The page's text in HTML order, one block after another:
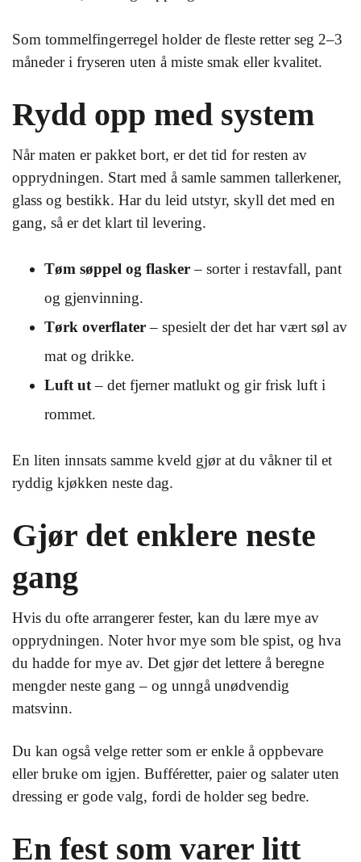
Som tommelfingerregel holder de fleste retter seg 2–3
måneder i fryseren uten å miste smak eller kvalitet.
Rydd opp med system
Når maten er pakket bort, er det tid for resten av
opprydningen. Start med å samle sammen tallerkener,
glass og bestikk. Har du leid utstyr, skyll det med en
gang, så er det klart til levering.
Tøm søppel og flasker– sorter i restavfall, pant
og gjenvinning.
Tørk overflater– spesielt der det har vært søl av
mat og drikke.
Luft ut– det fjerner matlukt og gir frisk luft i
rommet.
En liten innsats samme kveld gjør at du våkner til et
ryddig kjøkken neste dag.
Gjør det enklere neste
gang
Hvis du ofte arrangerer fester, kan du lære mye av
opprydningen. Noter hvor mye som ble spist, og hva
du hadde for mye av. Det gjør det lettere å beregne
mengder neste gang – og unngå unødvendig
matsvinn.
Du kan også velge retter som er enkle å oppbevare
eller bruke om igjen. Bufféretter, paier og salater uten
dressing er gode valg, fordi de holder seg bedre.
En fest som varer litt